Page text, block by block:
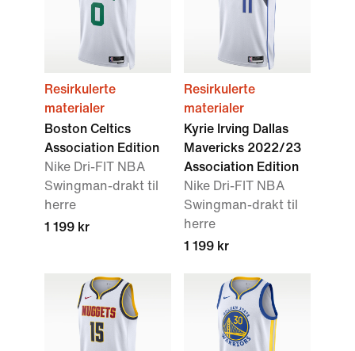
Resirkulerte
materialer
Boston Celtics
Association Edition
Nike Dri-FIT NBA
Swingman-drakt til
herre
1 199 kr
Resirkulerte
materialer
Kyrie Irving Dallas
Mavericks 2022/23
Association Edition
Nike Dri-FIT NBA
Swingman-drakt til
herre
1 199 kr